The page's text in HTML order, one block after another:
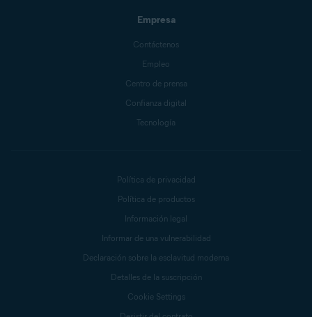
Empresa
Contáctenos
Empleo
Centro de prensa
Confianza digital
Tecnología
Política de privacidad
Política de productos
Información legal
Informar de una vulnerabilidad
Declaración sobre la esclavitud moderna
Detalles de la suscripción
Cookie Settings